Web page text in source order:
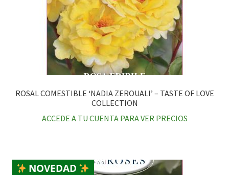
ROSAL COMESTIBLE ‘NADIA ZEROUALI’ – TASTE OF LOVE
COLLECTION
ACCEDE A TU CUENTA PARA VER PRECIOS
NOVEDAD